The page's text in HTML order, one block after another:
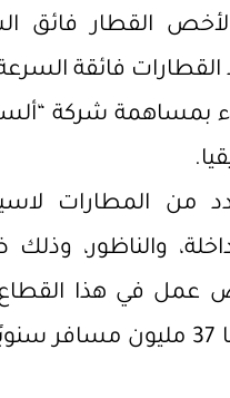
القطار فائق
فائقة السرعة
المطارات
والناظور،
عمل في هذا
تصل السعة الإجمالية